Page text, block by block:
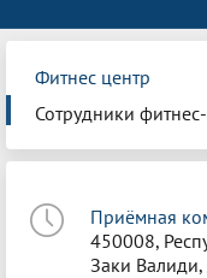
Фитнес центр
Сотрудники
Приёмная
450008,
Заки